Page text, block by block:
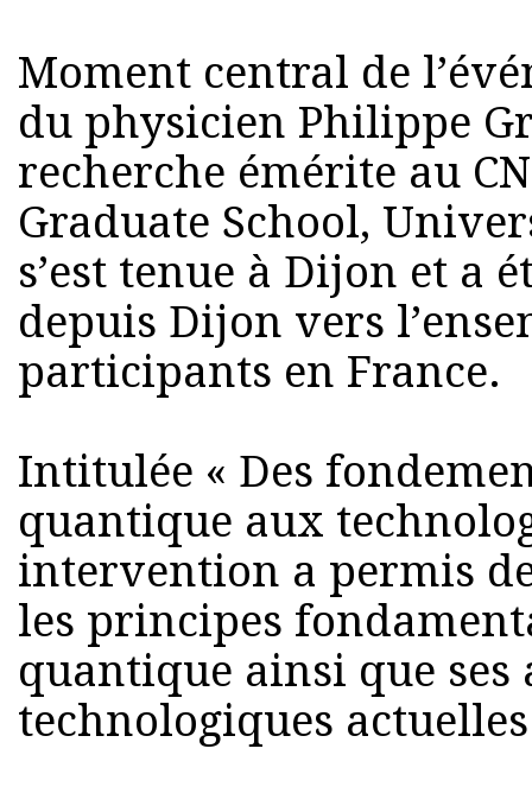
Moment central de
du physicien Philippe
recherche émérite au
Graduate School,
s’est tenue à Dijon et a
depuis Dijon vers
participants en France.
Intitulée « Des
quantique aux
intervention a permis
les principes
quantique ainsi que
technologiques